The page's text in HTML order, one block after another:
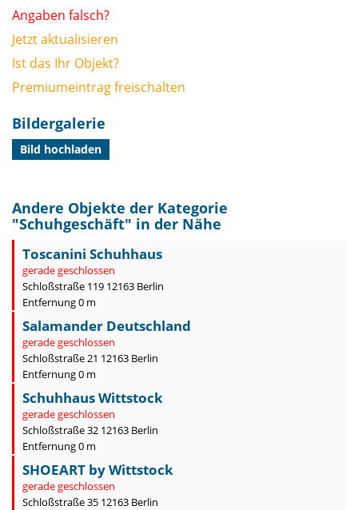
Angaben falsch?
Jetzt aktualisieren
Ist das Ihr Objekt?
Premiumeintrag freischalten
Bildergalerie
Bild hochladen
Andere Objekte der Kategorie
"Schuhgeschäft" in der Nähe
Toscanini Schuhhaus
gerade geschlossen
Schloßstraße 119 12163 Berlin
Entfernung 0 m
Salamander Deutschland
gerade geschlossen
Schloßstraße 21 12163 Berlin
Entfernung 0 m
Schuhhaus Wittstock
gerade geschlossen
Schloßstraße 32 12163 Berlin
Entfernung 0 m
SHOEART by Wittstock
gerade geschlossen
Schloßstraße 35 12163 Berlin